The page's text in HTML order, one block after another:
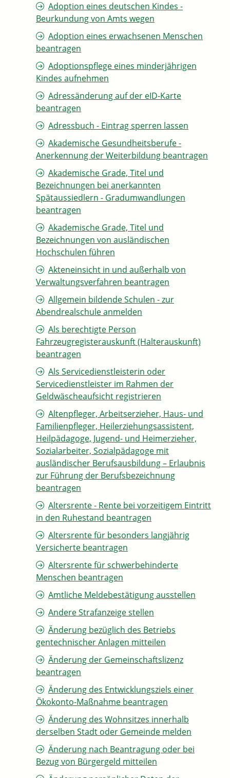
Adoption eines deutschen Kindes -
Beurkundung von Amts wegen
Adoption eines erwachsenen Menschen
beantragen
Adoptionspflege eines minderjährigen
Kindes aufnehmen
Adressänderung auf der eID-Karte
beantragen
Adressbuch - Eintrag sperren lassen
Akademische Gesundheitsberufe -
Anerkennung der Weiterbildung beantragen
Akademische Grade, Titel und
Bezeichnungen bei anerkannten
Spätaussiedlern - Gradumwandlungen
beantragen
Akademische Grade, Titel und
Bezeichnungen von ausländischen
Hochschulen führen
Akteneinsicht in und außerhalb von
Verwaltungsverfahren beantragen
Allgemein bildende Schulen - zur
Abendrealschule anmelden
Als berechtigte Person
Fahrzeugregisterauskunft (Halterauskunft)
beantragen
Als Servicedienstleisterin oder
Servicedienstleister im Rahmen der
Geldwäscheaufsicht registrieren
Altenpfleger, Arbeitserzieher, Haus- und
Familienpfleger, Heilerziehungsassistent,
Heilpädagoge, Jugend- und Heimerzieher,
Sozialarbeiter, Sozialpädagoge mit
ausländischer Berufsausbildung – Erlaubnis
zur Führung der Berufsbezeichnung
beantragen
Altersrente - Rente bei vorzeitigem Eintritt
in den Ruhestand beantragen
Altersrente für besonders langjährig
Versicherte beantragen
Altersrente für schwerbehinderte
Menschen beantragen
Amtliche Meldebestätigung ausstellen
Andere Strafanzeige stellen
Änderung bezüglich des Betriebs
gentechnischer Anlagen mitteilen
Änderung der Gemeinschaftslizenz
beantragen
Änderung des Entwicklungsziels einer
Ökokonto-Maßnahme beantragen
Änderung des Wohnsitzes innerhalb
derselben Stadt oder Gemeinde melden
Änderung nach Beantragung oder bei
Bezug von Bürgergeld mitteilen